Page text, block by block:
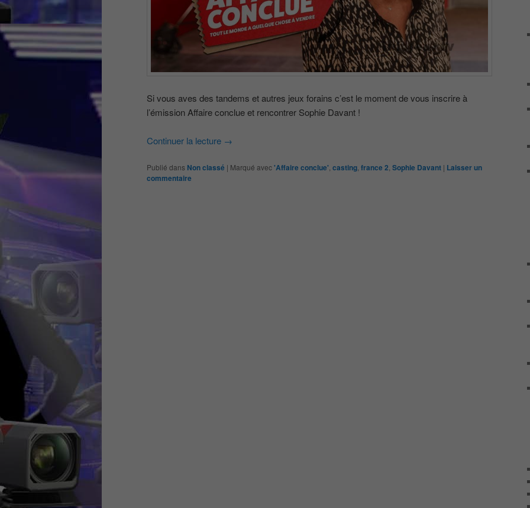
Si vous aves des tandems et autres jeux forains c’est le moment de vous inscrire à
l’émission Affaire conclue et rencontrer Sophie Davant !
Continuer la lecture →
Publié dans Non classé | Marqué avec'Affaire conclue' casting france 2 Sophie Davant | Laisser un
commentaire